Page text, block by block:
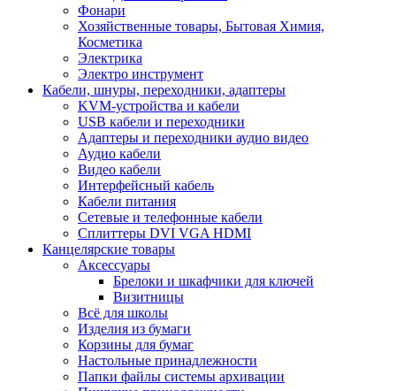
Фонари
Хозяйственные товары, Бытовая Химия,
Косметика
Электрика
Электро инструмент
Кабели, шнуры, переходники, адаптеры
KVM-устройства и кабели
USB кабели и переходники
Адаптеры и переходники аудио видео
Аудио кабели
Видео кабели
Интерфейсный кабель
Кабели питания
Сетевые и телефонные кабели
Сплиттеры DVI VGA HDMI
Канцелярские товары
Аксессуары
Брелоки и шкафчики для ключей
Визитницы
Всё для школы
Изделия из бумаги
Корзины для бумаг
Настольные принадлежности
Папки файлы системы архивации